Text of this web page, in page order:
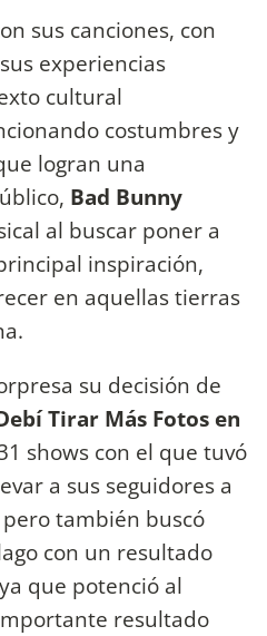
sus canciones, con
experiencias
cultural
costumbres y
logran una
Bad Bunny
al buscar poner a
inspiración,
en aquellas tierras
su decisión de
Tirar Más Fotos en
shows con el que tuvó
a sus seguidores a
también buscó
con un resultado
que potenció al
resultado